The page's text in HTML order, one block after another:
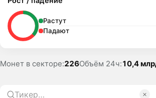
Растут
Падают
Монет в секторе:226Объём 24ч:10,4